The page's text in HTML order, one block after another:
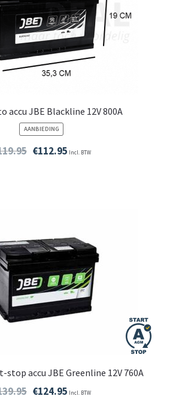
accu JBE Blackline 12V 800A
AANBIEDINGPRODUCT
IN
DE
€112.95 Incl. BTW
stop accu JBE Greenline 12V 760A
€124.95 Incl. BTW